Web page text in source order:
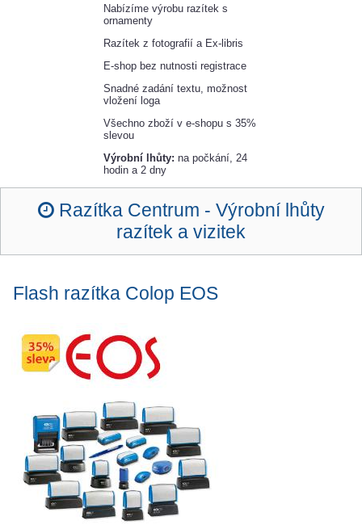
Nabízíme výrobu razítek s
ornamenty
Razítek z fotografií a Ex-libris
E-shop bez nutnosti registrace
Snadné zadání textu, možnost
vložení loga
Všechno zboží v e-shopu s 35%
slevou
Výrobní lhůty: na počkání, 24
hodin a 2 dny
Razítka Centrum - Výrobní lhůty
razítek a vizitek
Flash razítka Colop EOS